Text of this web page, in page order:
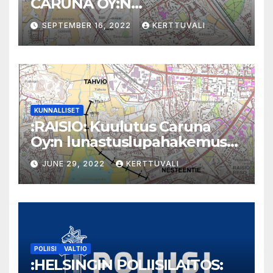
LUNASTUSLUPAHAKEMUKSE
STA SOKKELO – MARTTI JA
KORKEAMÄKI – KOIVULA
SEPTEMBER 16, 2022 KERTTUVALI
KUNNALLISET
:RAISIO: Kuulutus Caruna
Oy:n lunastuslupahakemus
Nesteentie Tahvio
JUNE 29, 2022 KERTTUVALI
POLIISI VALTIO
:HELSINGIN POLIISILAITOS: